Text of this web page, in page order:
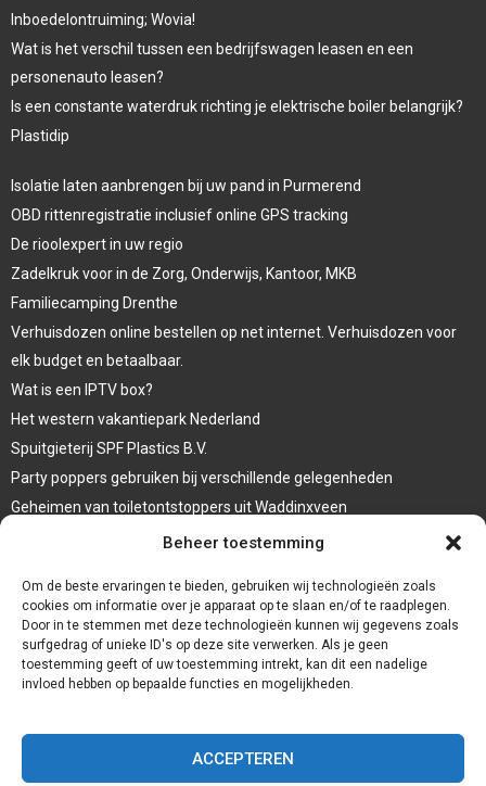
Beheer toestemming
Om de beste ervaringen te bieden, gebruiken wij technologieën zoals
cookies om informatie over je apparaat op te slaan en/of te raadplegen.
Door in te stemmen met deze technologieën kunnen wij gegevens zoals
surfgedrag of unieke ID's op deze site verwerken. Als je geen
toestemming geeft of uw toestemming intrekt, kan dit een nadelige
invloed hebben op bepaalde functies en mogelijkheden.
ACCEPTEREN
Inboedelontruiming; Wovia!
Wat is het verschil tussen een bedrijfswagen leasen en een
personenauto leasen?
Is een constante waterdruk richting je elektrische boiler belangrijk?
Plastidip
Isolatie laten aanbrengen bij uw pand in Purmerend
OBD rittenregistratie inclusief online GPS tracking
De rioolexpert in uw regio
Zadelkruk voor in de Zorg, Onderwijs, Kantoor, MKB
Familiecamping Drenthe
Verhuisdozen online bestellen op net internet. Verhuisdozen voor
elk budget en betaalbaar.
Wat is een IPTV box?
Het western vakantiepark Nederland
Spuitgieterij SPF Plastics B.V.
Party poppers gebruiken bij verschillende gelegenheden
Geheimen van toiletontstoppers uit Waddinxveen
Vormen van terrasaankleding